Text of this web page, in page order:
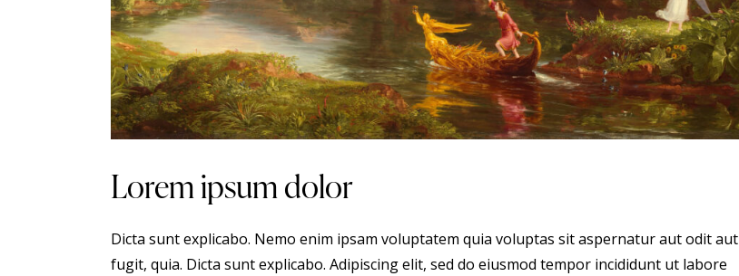
Lorem ipsum dolor
Dicta sunt explicabo. Nemo enim ipsam voluptatem quia voluptas sit aspernatur aut odit aut
fugit, quia. Dicta sunt explicabo. Adipiscing elit, sed do eiusmod tempor incididunt ut labore